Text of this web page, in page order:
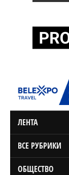
ЛЕНТА
ВСЕ РУБРИКИ
ОБЩЕСТВО